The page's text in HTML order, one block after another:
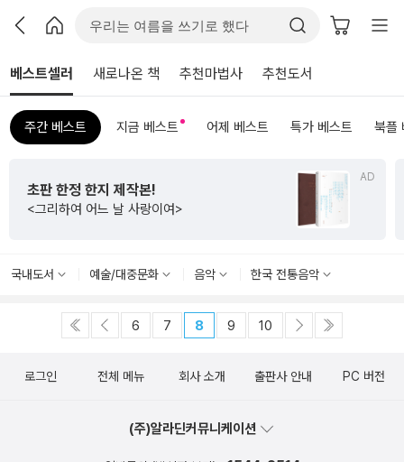
베스트셀러 새로나온 책 추천마법사 추천도서
주간 베스트 지금 베스트 어제 베스트 특가 베스트 북플
AD
초판 한정 한지 제작본!
<그리하여 어느 날 사랑이여>
국내도서 예술/대중문화 음악 한국 전통음악
6 7 8 9 10
로그인 전체 메뉴 회사 소개 출판사 안내 PC 버전
(주)알라딘커뮤니케이션